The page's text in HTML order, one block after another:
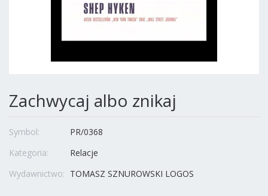
Zachwycaj albo znikaj
Symbol:
PR/0368
Kategoria:
Relacje
Wydawnictwo: TOMASZ SZNUROWSKI LOGOS